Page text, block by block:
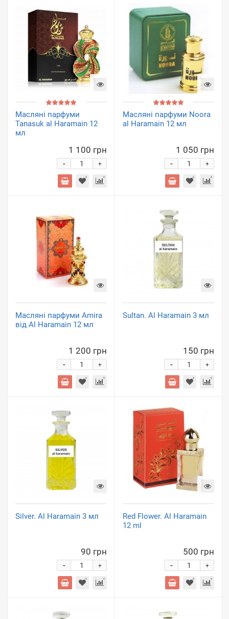
Масляні парфуми
Tanasuk al Haramain 12
мл
1 100 грн
+
-
Масляні парфуми Noora
al Haramain 12 мл
1 050 грн
+
-
Масляні парфуми Amira
від Al Haramain 12 мл
1 200 грн
+
-
Sultan. Al Haramain 3 мл
150 грн
+
-
Silver. Al Haramain 3 мл
90 грн
+
-
Red Flower. Al Haramain
12 ml
500 грн
+
-